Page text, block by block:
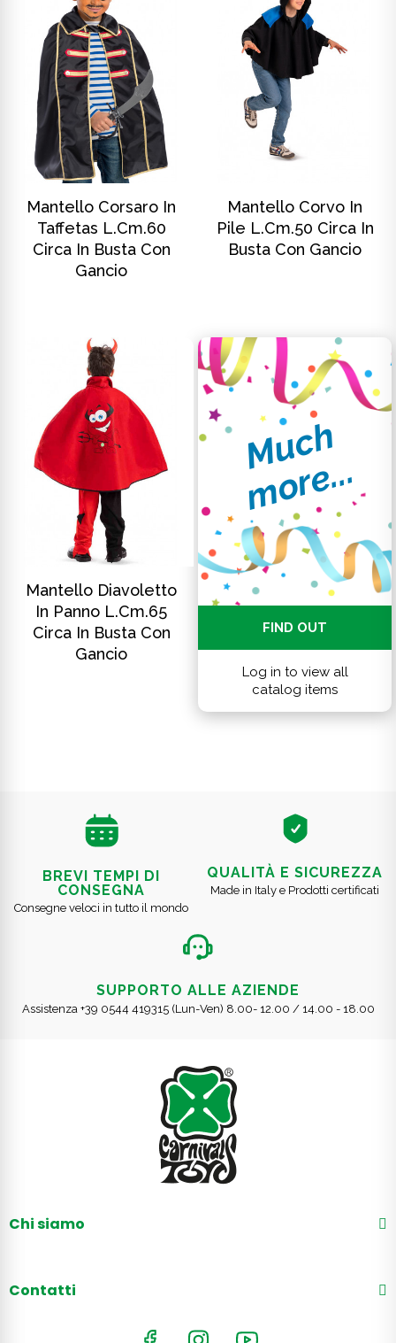
Mantello Corsaro In
Taffetas L.cm.60
Circa In Busta Con
Gancio
Mantello Corvo In
Pile L.cm.50 Circa In
Busta Con Gancio
Mantello Diavoletto
In Panno L.cm.65
Circa In Busta Con
Gancio
M
u
c
h
m
o
r
e
.
.
.
FIND OUT
Log in to view all
catalog items
BREVI TEMPI DI
CONSEGNA
Consegne veloci in tutto il mondo
QUALITÀ E SICUREZZA
Made in Italy e Prodotti certificati
SUPPORTO ALLE AZIENDE
Assistenza +39 0544 419315 (Lun-Ven) 8.00- 12.00 / 14.00 - 18.00
Chi siamo
Contatti